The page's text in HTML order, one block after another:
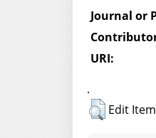
Journal or
URI:
.
Edit Item